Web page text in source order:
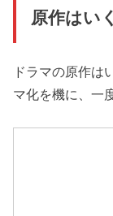
原作はい
ドラマの原作は
マ化を機に、一